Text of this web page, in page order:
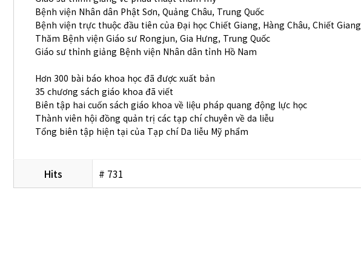
Bệnh viện Nhân dân Phật Sơn, Quảng Châu, Trung Quốc
Bệnh viện trực thuộc đầu tiên của Đại học Chiết Giang, Hàng Châu, Chiết Giang
Thăm Bệnh viện Giáo sư Rongjun, Gia Hưng, Trung Quốc
Giáo sư thỉnh giảng Bệnh viện Nhân dân tỉnh Hồ Nam
Hơn 300 bài báo khoa học đã được xuất bản
35 chương sách giáo khoa đã viết
Biên tập hai cuốn sách giáo khoa về liệu pháp quang động lực học
Thành viên hội đồng quản trị các tạp chí chuyên về da liễu
Tổng biên tập hiện tại của Tạp chí Da liễu Mỹ phẩm
Hits # 731